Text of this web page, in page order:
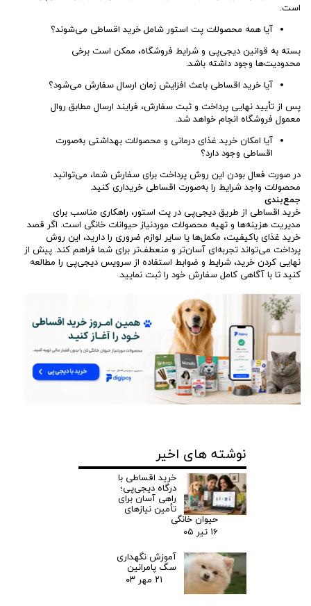
است.
آیا همه محصولات پت استور شامل خرید اقساطی می‌شوند؟
بسته به قوانین دیجی‌پی و شرایط فروشگاه، ممکن است برخی
محدودیت‌ها وجود داشته باشد.
آیا خرید اقساطی باعث افزایش زمان ارسال سفارش می‌شود؟
پس از تأیید نهایی پرداخت و ثبت سفارش، فرایند ارسال مطابق روال
معمول فروشگاه انجام خواهد شد.
آیا امکان خرید غذای درمانی و محصولات بهداشتی به‌صورت
اقساطی وجود دارد؟
در صورت فعال بودن این روش پرداخت برای سفارش شما، می‌توانید
محصولات واجد شرایط را به‌صورت اقساطی خریداری کنید.
جمع‌بندی
خرید اقساطی از طریق دیجی‌پی در پت استور، راهکاری مناسب برای
مدیریت هزینه‌ها و تهیه محصولات موردنیاز حیوانات خانگی است. اگر قصد
خرید غذای باکیفیت، مکمل‌ها یا سایر لوازم ضروری را دارید، این روش
پرداخت می‌تواند تجربه‌ای آسان‌تر و منعطف‌تر برای شما فراهم کند. پیش از
نهایی کردن خرید، شرایط و ضوابط استفاده از سرویس دیجی‌پی را مطالعه
کنید تا با آگاهی کامل سفارش خود را ثبت نمایید.
نوشته های اخیر
خرید اقساطی با
درگاه دیجی‌پی؛
راهی آسان برای
تأمین نیازهای
حیوان خانگی
۱۶ تیر ۰۵
آموزش نگهداری
سگ پامرانین‌
۲۱ مهر ۰۳